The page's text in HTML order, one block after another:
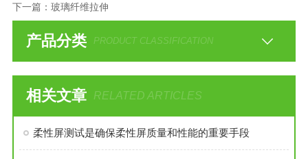
下一篇： 玻璃纤维拉伸
产品分类 PRODUCT CLASSIFICATION
相关文章 RELATED ARTICLES
柔性屏测试是确保柔性屏质量和性能的重要手段